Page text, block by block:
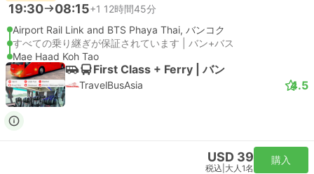
19:30 08:15+1 12時間45分
Airport Rail Link and BTS Phaya Thai, バンコク
すべての乗り継ぎが保証されています | バン+バス
Mae Haad Koh Tao
First Class + Ferry | バン
TravelBusAsia 4.5
USD 39
税込 大人1名
購入